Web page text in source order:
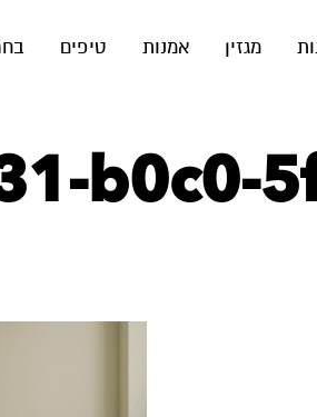
מגזין אמנות טיפים
b0c0-